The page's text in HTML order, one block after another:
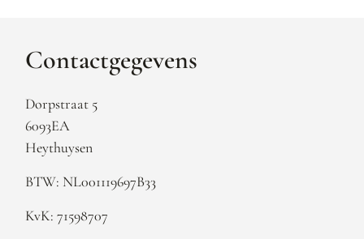
Contactgegevens
Dorpstraat 5
6093EA
Heythuysen
BTW: NL001119697B33
KvK: 71598707